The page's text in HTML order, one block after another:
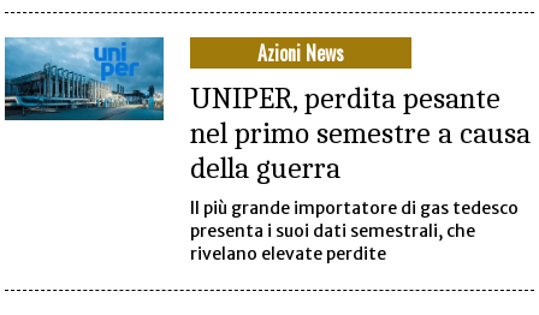
Azioni News
UNIPER, perdita pesante
nel primo semestre a causa
della guerra
Il più grande importatore di gas tedesco
presenta i suoi dati semestrali, che
rivelano elevate perdite